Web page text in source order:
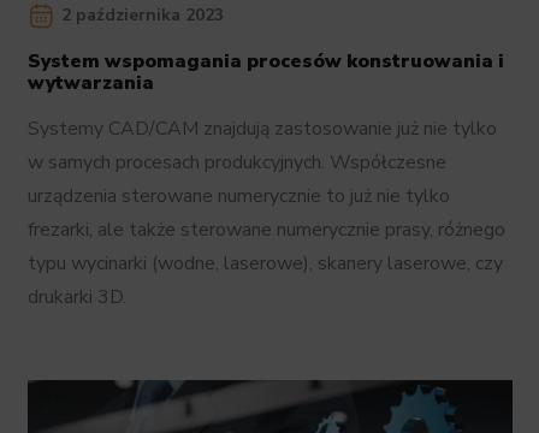
2 października 2023
System wspomagania procesów konstruowania i
wytwarzania
Systemy CAD/CAM znajdują zastosowanie już nie tylko
w samych procesach produkcyjnych. Współczesne
urządzenia sterowane numerycznie to już nie tylko
frezarki, ale także sterowane numerycznie prasy, różnego
typu wycinarki (wodne, laserowe), skanery laserowe, czy
drukarki 3D.